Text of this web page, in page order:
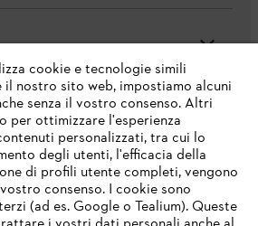
cookie e tecnologie simili
il nostro sito web, impostiamo alcuni
senza il vostro consenso. Altri
per ottimizzare l'esperienza
personalizzati, tra cui lo
degli utenti, l'efficacia della
di profili utente completi, vengono
consenso. I cookie sono
(ad es. Google o Tealium). Queste